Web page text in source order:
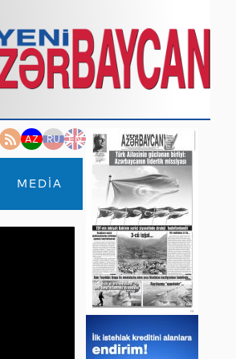
AZ RU EN
MEDİA
×